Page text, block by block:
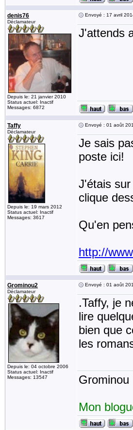
denis76
Déclamateur
Depuis le: 21 janvier 2010
Status actuel: Inactif
Messages: 6872
Envoyé : 17 avril
J'attends
Taffy
Déclamateur
Depuis le: 19 mars 2012
Status actuel: Inactif
Messages: 3617
Envoyé : 01 août
Je sais
poste ici!
J'étais
clique
Qu'en
http://
Grominou2
Déclamateur
Depuis le: 04 octobre 2006
Status actuel: Inactif
Messages: 13547
Envoyé : 01 août
.Taffy, je
lire
bien que
les
Grominou
Mon